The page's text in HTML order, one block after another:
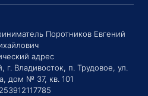
Поротников Евгений
адрес
Владивосток, п. Трудовое, ул.
дом № 37, кв. 101